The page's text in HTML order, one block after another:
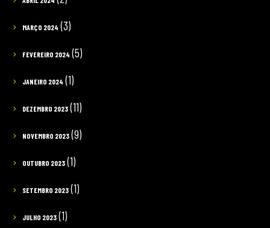
MARÇO 2024 (3)
FEVEREIRO 2024 (5)
JANEIRO 2024 (1)
DEZEMBRO 2023(11)
NOVEMBRO 2023(9)
OUTUBRO 2023(1)
SETEMBRO 2023(1)
JULHO 2023(1)